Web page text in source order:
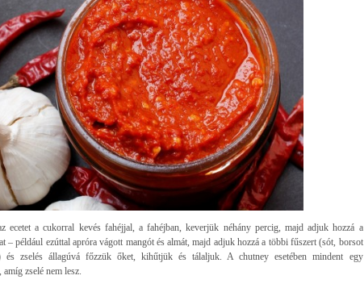
ecetet a cukorral kevés fahéjjal, a fahéjban, keverjük néhány percig, majd adjuk hozzá a
– például ezúttal apróra vágott mangót és almát, majd adjuk hozzá a többi fűszert (sót, borsot
és zselés állagúvá főzzük őket, kihűtjük és tálaljuk. A chutney esetében mindent egy
zselé nem lesz.